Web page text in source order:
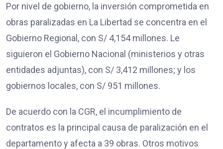
Por nivel de gobierno, la inversión comprometida en
obras paralizadas en La Libertad se concentra en el
Gobierno Regional, con S/ 4,154 millones. Le
siguieron el Gobierno Nacional (ministerios y otras
entidades adjuntas), con S/ 3,412 millones; y los
gobiernos locales, con S/ 951 millones.
De acuerdo con la CGR, el incumplimiento de
contratos es la principal causa de paralización en el
departamento y afecta a 39 obras. Otros motivos